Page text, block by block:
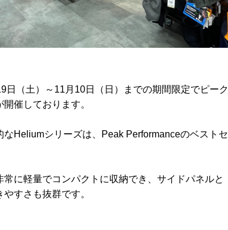
日（土）～11月10日（日）までの期間限定でピーク
催しております。
Heliumシリーズは、Peak Performanceのベストセ
に軽量でコンパクトに収納でき、サイドパネルと
すさも抜群です。